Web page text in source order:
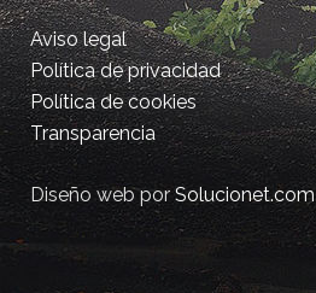
Aviso legal
Política de privacidad
Política de cookies
Transparencia
Diseño web porSolucionet.com